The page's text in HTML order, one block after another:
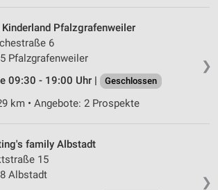
❯
Kinderland Pfalzgrafenweiler
6
Pfalzgrafenweiler
09:30 - 19:00 Uhr |
Geschlossen
km • Angebote: 2 Prospekte
❯
family Albstadt
15
Albstadt
für personalisierte
zur Personalisierung